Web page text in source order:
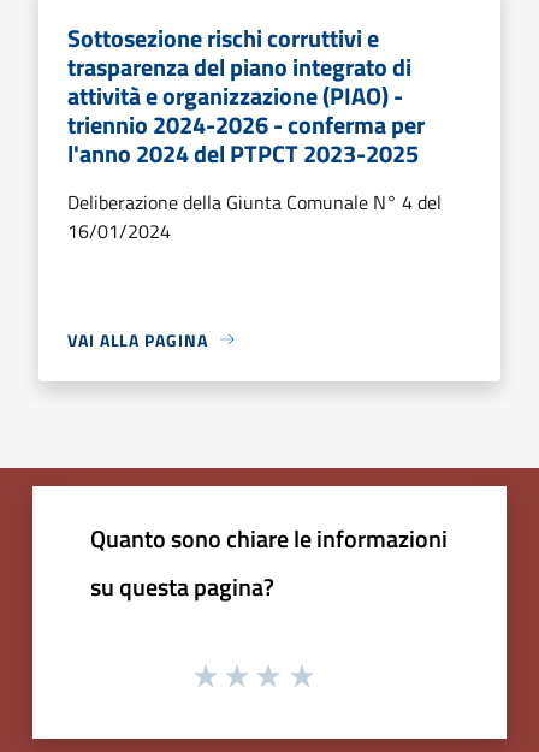
Sottosezione rischi corruttivi e
trasparenza del piano integrato di
attività e organizzazione (PIAO) -
triennio 2024-2026 - conferma per
l'anno 2024 del PTPCT 2023-2025
Deliberazione della Giunta Comunale N° 4 del
16/01/2024
VAI ALLA PAGINA
Quanto sono chiare le informazioni
su questa pagina?